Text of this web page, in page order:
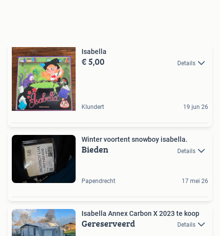
Isabella
€ 5,00 Details
Klundert 19 jun 26
Winter voortent snowboy isabella.
Bieden Details
Papendrecht 17 mei 26
Isabella Annex Carbon X 2023 te koop
Gereserveerd Details